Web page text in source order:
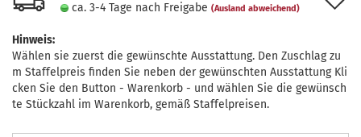
ca. 3-4 Tage nach Freigabe (Ausland abweichend)
Hinweis:
Wählen sie zuerst die gewünschte Ausstattung. Den Zuschlag zu
m Staffelpreis finden Sie neben der gewünschten Ausstattung Kli
cken Sie den Button - Warenkorb - und wählen Sie die gewünsch
te Stückzahl im Warenkorb, gemäß Staffelpreisen.